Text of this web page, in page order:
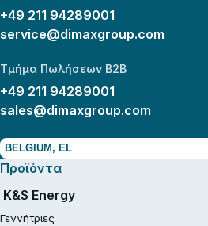
+49 211 94289001
service@dimaxgroup.com
Τμήμα Πωλήσεων B2B
+49 211 94289001
sales@dimaxgroup.com
BELGIUM, EL
Προϊόντα
K&S Energy
Γεννήτριες